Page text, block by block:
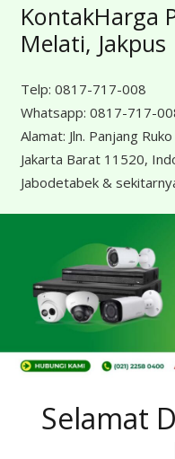
KontakHarga
Melati, Jakpus
Telp: 0817-717-008
Whatsapp: 0817-717-
Alamat: Jln. Panjang
Jakarta Barat 11520,
Jabodetabek &
Selamat